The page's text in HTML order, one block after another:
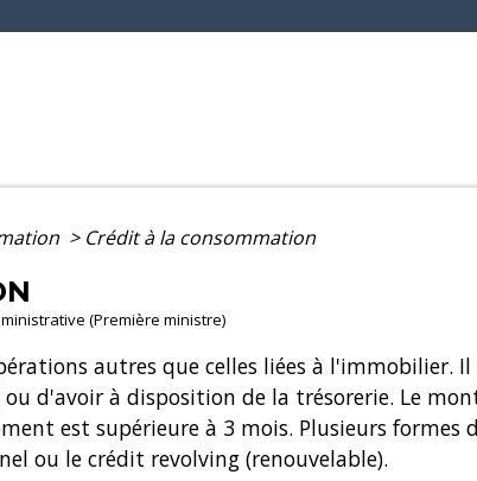
> Crédit à la consommation
(Première ministre)
autres que celles liées à l'immobilier.
d'avoir à disposition de la trésorerie. Le
est supérieure à 3 mois. Plusieurs formes
ou le crédit revolving (renouvelable).